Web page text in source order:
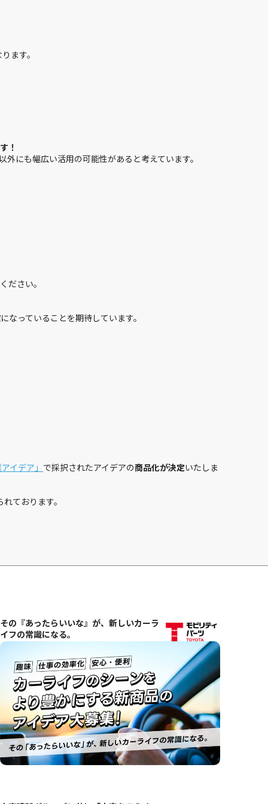
！
にも幅広い活用の可能性があると考えています。
ださい。
っていることを期待しています。
イデア」
ております。
大東建託グループと共に「未来をひらく」
新事業を創造しよう！